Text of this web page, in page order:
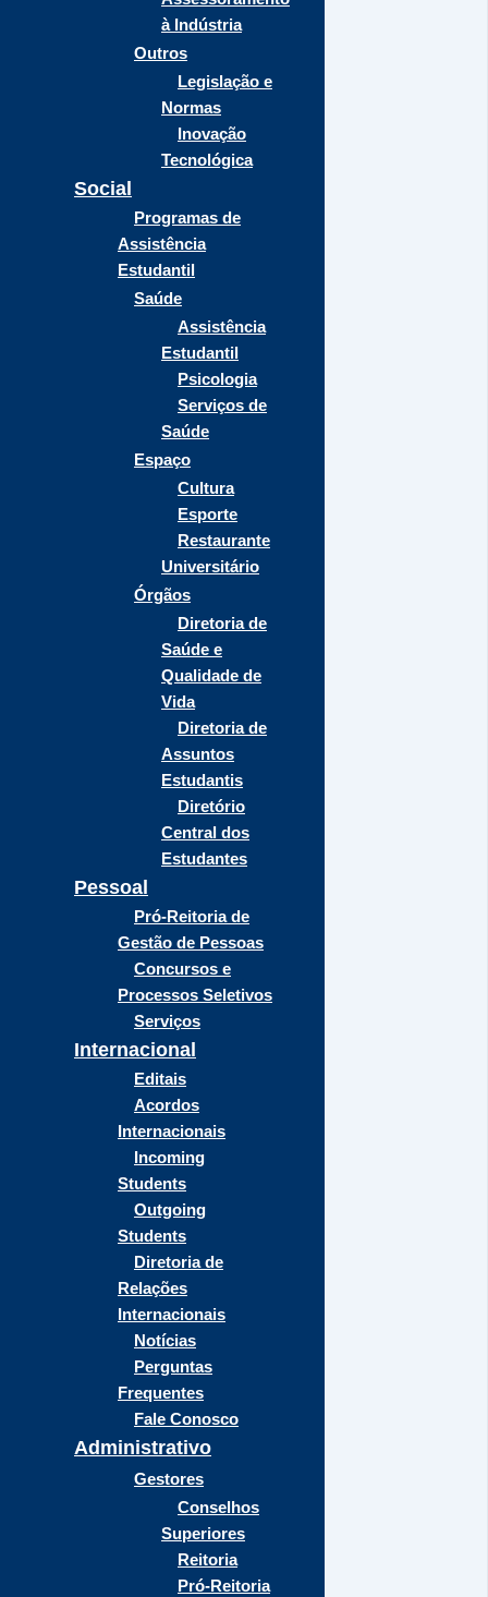
à Indústria
Outros
Legislação e
Normas
Inovação
Tecnológica
Social
Programas de
Assistência
Estudantil
Saúde
Assistência
Estudantil
Psicologia
Serviços de
Saúde
Espaço
Cultura
Esporte
Restaurante
Universitário
Órgãos
Diretoria de
Saúde e
Qualidade de
Vida
Diretoria de
Assuntos
Estudantis
Diretório
Central dos
Estudantes
Pessoal
Pró-Reitoria de
Gestão de Pessoas
Concursos e
Processos Seletivos
Serviços
Internacional
Editais
Acordos
Internacionais
Incoming
Students
Outgoing
Students
Diretoria de
Relações
Internacionais
Notícias
Perguntas
Frequentes
Fale Conosco
Administrativo
Gestores
Conselhos
Superiores
Reitoria
Pró-Reitoria